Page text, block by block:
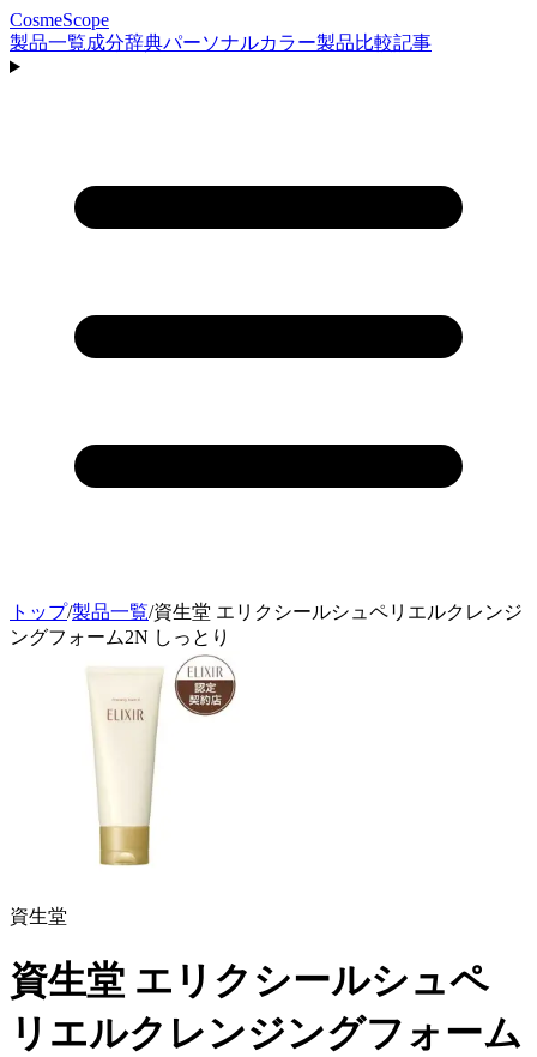
CosmeScope
製品一覧成分辞典パーソナルカラー製品比較記事
トップ/製品一覧/資生堂 エリクシールシュペリエルクレンジ
ングフォーム2N しっとり
資生堂
資生堂 エリクシールシュペ
リエルクレンジングフォーム